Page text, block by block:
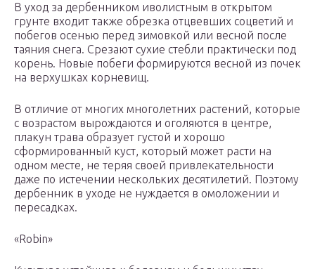
В уход за дербенником иволистным в открытом
грунте входит также обрезка отцвевших соцветий и
побегов осенью перед зимовкой или весной после
таяния снега. Срезают сухие стебли практически под
корень. Новые побеги формируются весной из почек
на верхушках корневищ.
В отличие от многих многолетних растений, которые
с возрастом вырождаются и оголяются в центре,
плакун трава образует густой и хорошо
сформированный куст, который может расти на
одном месте, не теряя своей привлекательности
даже по истечении нескольких десятилетий. Поэтому
дербенник в уходе не нуждается в омоложении и
пересадках.
«Robin»